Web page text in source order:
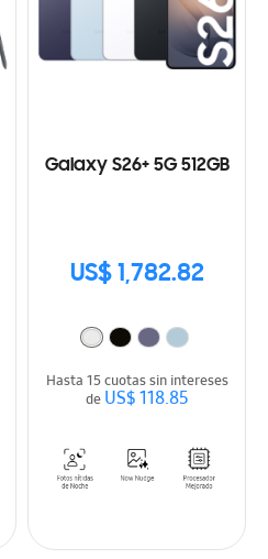
Galaxy S26+ 5G 512GB
US$ 1,782.82
Hasta 15 cuotas sin intereses
deUS$ 118.85